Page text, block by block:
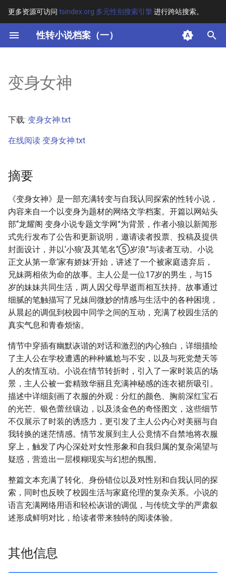
更多资源可访问 tsindex.org 多元性别搜索引擎进行跨站搜索。
性转小说档案（一）
键
开
搜
索
其他信息
正文
变身女神
下载: 变身女神.txt
在线阅读 变身女神.txt
摘要
《变身女神》是一部充满转变与自我认同探索的性转小说，
内容来自一个以变身为题材的网络文学档案。开篇以网站头
部“龙耀阁 变身小说专题文学网”为背景，作者小狼以新闻形
式先行发布了公告和更新说明，邀请读者投票、投稿及提供
封面设计，并以‘小狼’及其笔名“⑤岁浪”与读者互动。小说
正文从第一章‘家有娇妹’开始，讲述了一个被家庭遗弃后，
兄妹两相依为命的故事。主人公是一位17岁的男生，与15
岁的妹妹共同生活，两人因父母早逝而相互扶持。故事通过
细腻的笔触描写了兄妹间微妙的情感与生活中的各种困境，
从晨起的调侃到校园中同学之间的互动，充满了校园生活的
真实气息和青春烦恼。
情节中穿插有幽默诙谐的对话和激烈的内心独白，详细描绘
了主人公在学校遭遇的种种尴尬与不安，以及与死党楚天等
人的友情互动。小说在情节转折时，引入了一家时装店的场
景，主人公被一套精致华丽且充满神秘感的连衣裙所吸引。
描述中详细刻画了衣服的外观：分红的颜色、胸前深红宝石
的光芒、银色蕾丝镶边，以及淡金色的奇怪图文，这些细节
不仅展示了时装的诱惑力，更引发了主人公内心对美丽与自
我转换的迷茫情感。情节发展到主人公竟情不自禁地将衣服
穿上，触发了内心深处对女性形象和自我归属的复杂渴望与
疑惑，营造出一层模糊现实与幻想的氛围。
整篇文本充满了转化、身份错位以及对性别和自我认同的探
索，同时也反映了校园生活与家庭伦理的复杂关系。小说的
语言充满网络用语和轻松诙谐的调侃，与传统文学的严肃叙
述形成鲜明对比，给读者带来独特的阅读体验。
其他信息